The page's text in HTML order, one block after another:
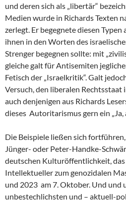
und deren sich als „libertär“
Medien wurde in Richards Texten
zerlegt. Er begegnete diesen Typen
ihnen in den Worten des
Strenger begegnen sollte: mit
gleiche galt für Antisemiten
Fetisch der „Israelkritik“. Galt
Versuch, den liberalen Rechtsstaat
auch denjenigen aus Richards
dieses Autoritarismus gern ein „Ja,
Die Beispiele ließen sich
Jünger- oder Peter-Handke-
deutschen Kulturöffentlichkeit,
Intellektueller zum genozidalen
und 2023 am 7. Oktober. Und und
unbestechlichsten und – aktuell-